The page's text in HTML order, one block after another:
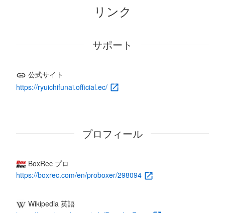
リンク
サポート
公式サイト
https://ryuichifunai.official.ec/
プロフィール
BoxRec プロ
https://boxrec.com/en/proboxer/298094
Wikipedia 英語